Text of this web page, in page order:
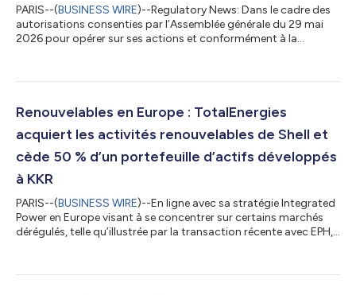
PARIS--(BUSINESS WIRE)--Regulatory News: Dans le cadre des
autorisations consenties par l’Assemblée générale du 29 mai
2026 pour opérer sur ses actions et conformément à la
529900S21EQ1BO4ESM68) déclare ci-après les achats
juillet 2026 : Jour de la transaction Volume total journalier (en
nombre de titres) Prix pondéré moyen journal...
Renouvelables en Europe : TotalEnergies
acquiert les activités renouvelables de Shell et
cède 50 % d’un portefeuille d’actifs développés
à KKR
PARIS--(BUSINESS WIRE)--En ligne avec sa stratégie Integrated
Power en Europe visant à se concentrer sur certains marchés
dérégulés, telle qu’illustrée par la transaction récente avec EPH,
(Paris:TTE) (LSE:TTE) (NYSE:TTE) annonce la signature de deux